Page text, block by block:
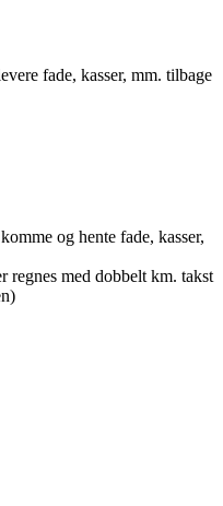
fade, kasser, mm. tilbage
og hente fade, kasser,
regnes med dobbelt km. takst